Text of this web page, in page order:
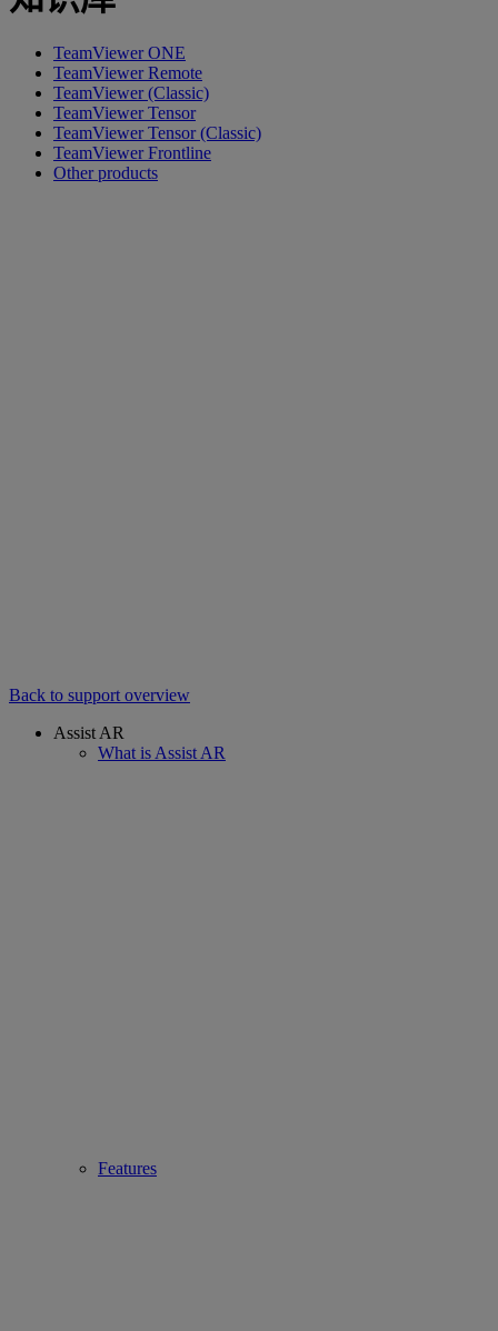
TeamViewer ONE
TeamViewer Remote
TeamViewer (Classic)
TeamViewer Tensor
TeamViewer Tensor (Classic)
TeamViewer Frontline
Other products
Back to support overview
Assist AR
What is Assist AR
Features